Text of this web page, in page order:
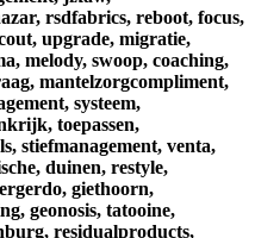
rsdfabrics, reboot, focus,
upgrade, migratie,
melody, swoop, coaching,
mantelzorgcompliment,
systeem,
toepassen,
stiefmanagement, venta,
duinen, restyle,
giethoorn,
geonosis, tatooine,
residualproducts,